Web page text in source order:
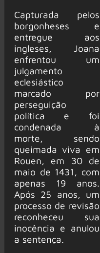
Capturada pelos
borgonheses e
entregue aos
ingleses, Joana
enfrentou um
julgamento
eclesiástico
marcado por
perseguição
política e foi
condenada à
morte, sendo
queimada viva em
Rouen, em 30 de
maio de 1431, com
apenas 19 anos.
Após 25 anos, um
processo de revisão
reconheceu sua
inocência e anulou
a sentença.